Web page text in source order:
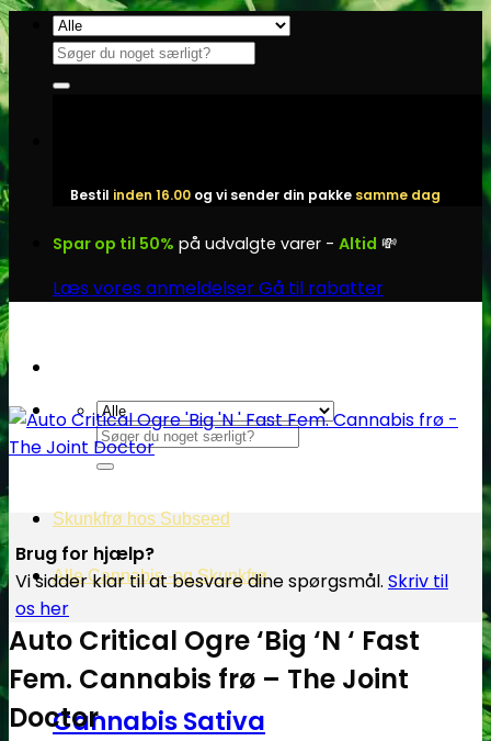
Fortsæt
indhold
Søg
efter:
Bestil inden 16.00 og vi sender din pakke samme dag
Spar op til 50% på udvalgte varer - Altid 💸
Læs vores anmeldelserGå til rabatter
Søg
efter:
Skunkfrø hos Subseed
Alle Cannabis -og Skunkfrø
Cannabis Sativa
Brug for hjælp?
Vi sidder klar til at besvare dine spørgsmål. Skriv til
os her
Auto Critical Ogre ‘Big ‘N ‘ Fast
Fem. Cannabis frø – The Joint
Doctor